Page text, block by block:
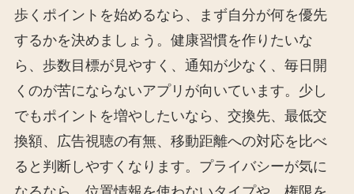
歩くポイントを始めるなら、まず自分が何を優先
するかを決めましょう。健康習慣を作りたいな
ら、歩数目標が見やすく、通知が少なく、毎日開
くのが苦にならないアプリが向いています。少し
でもポイントを増やしたいなら、交換先、最低交
換額、広告視聴の有無、移動距離への対応を比べ
ると判断しやすくなります。プライバシーが気に